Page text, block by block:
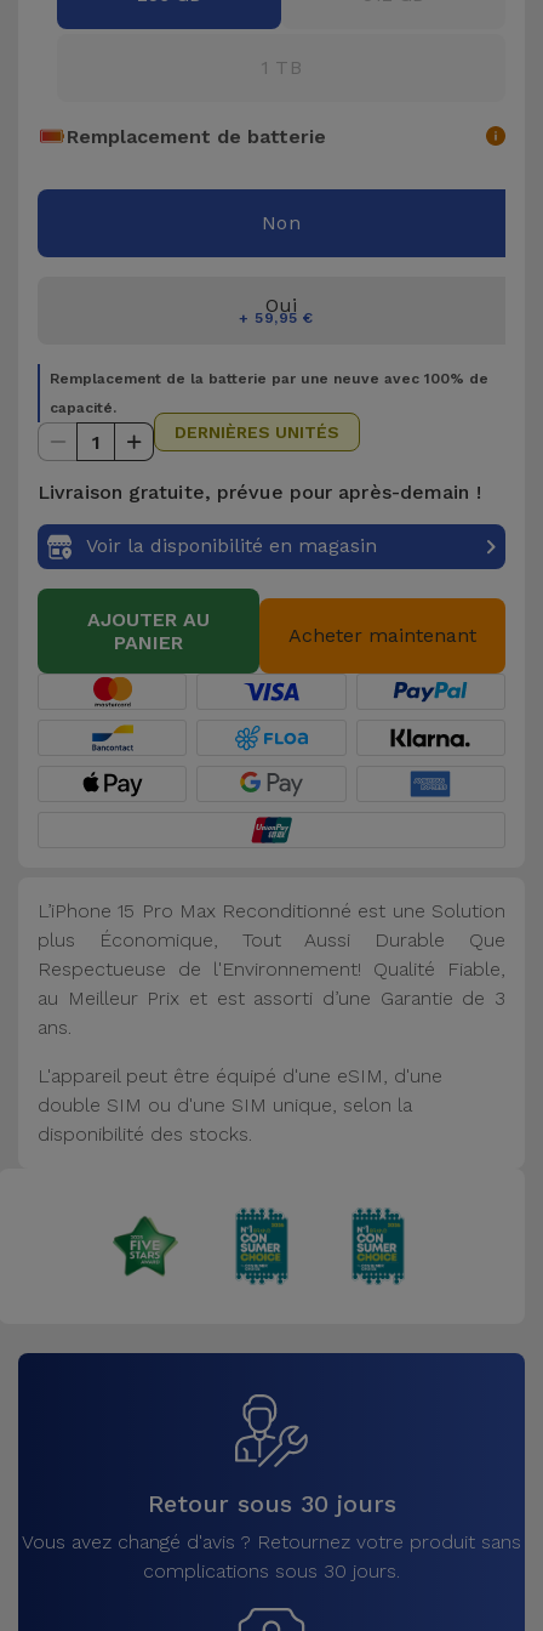
Accessoires
Vélo
Voir
tout
1 TB
Remplacement de batterie
Non
Oui
+ 59,95 €
Remplacement de la batterie par une neuve avec 100% de
capacité.
1 DERNIÈRES UNITÉS
Livraison gratuite, prévue pour après-demain !
Voir la disponibilité en magasin
AJOUTER AU
PANIER
Acheter maintenant
L’iPhone 15 Pro Max Reconditionné est une Solution
plus Économique, Tout Aussi Durable Que
Respectueuse de l'Environnement! Qualité Fiable,
au Meilleur Prix et est assorti d’une Garantie de 3
ans.
L'appareil peut être équipé d'une eSIM, d'une
double SIM ou d'une SIM unique, selon la
disponibilité des stocks.
Retour sous 30 jours
Vous avez changé d'avis ? Retournez votre produit sans
complications sous 30 jours.